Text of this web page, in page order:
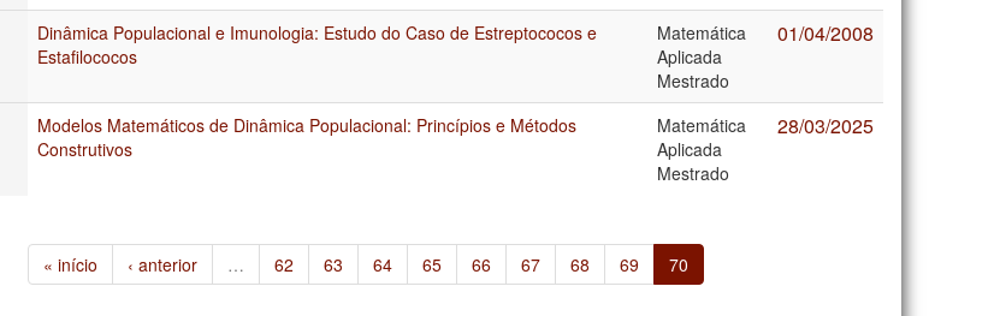
Dinâmica Populacional e Imunologia: Estudo do Caso de Estreptococos e
Estafilococos
Matemática
Aplicada
Mestrado
01/04/2008
Modelos Matemáticos de Dinâmica Populacional: Princípios e Métodos
Construtivos
Matemática
Aplicada
Mestrado
28/03/2025
« início ‹ anterior … 62 63 64 65 66 67 68 69 70